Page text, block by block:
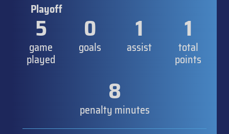
Playoff
5
game
played
0
goals
1
assist
1
total
points
8
penalty minutes